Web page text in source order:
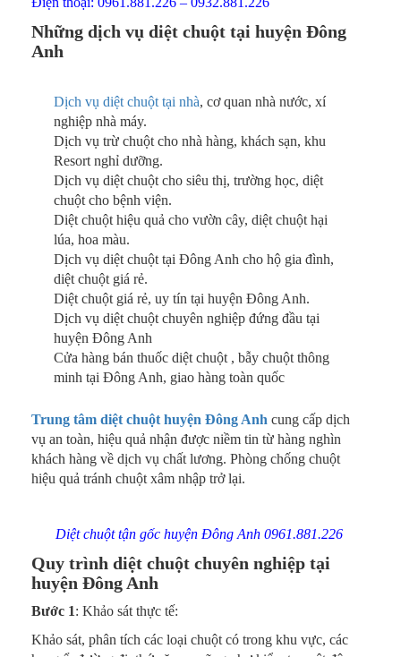
Những dịch vụ diệt chuột tại huyện Đông
Anh
Dịch vụ diệt chuột tại nhà, cơ quan nhà nước, xí
nghiệp nhà máy.
Dịch vụ trừ chuột cho nhà hàng, khách sạn, khu
Resort nghỉ dưỡng.
Dịch vụ diệt chuột cho siêu thị, trường học, diệt
chuột cho bệnh viện.
Diệt chuột hiệu quả cho vườn cây, diệt chuột hại
lúa, hoa màu.
Dịch vụ diệt chuột tại Đông Anh cho hộ gia đình,
diệt chuột giá rẻ.
Diệt chuột giá rẻ, uy tín tại huyện Đông Anh.
Dịch vụ diệt chuột chuyên nghiệp đứng đầu tại
huyện Đông Anh
Cửa hàng bán thuốc diệt chuột , bẫy chuột thông
minh tại Đông Anh, giao hàng toàn quốc
Trung tâm diệt chuột huyện Đông Anh cung cấp dịch
vụ an toàn, hiệu quả nhận được niềm tin từ hàng nghìn
khách hàng về dịch vụ chất lương. Phòng chống chuột
hiệu quả tránh chuột xâm nhập trở lại.
Diệt chuột tận gốc huyện Đông Anh 0961.881.226
Quy trình diệt chuột chuyên nghiệp tại
huyện Đông Anh
Bước 1: Khảo sát thực tế:
Khảo sát, phân tích các loại chuột có trong khu vực, các